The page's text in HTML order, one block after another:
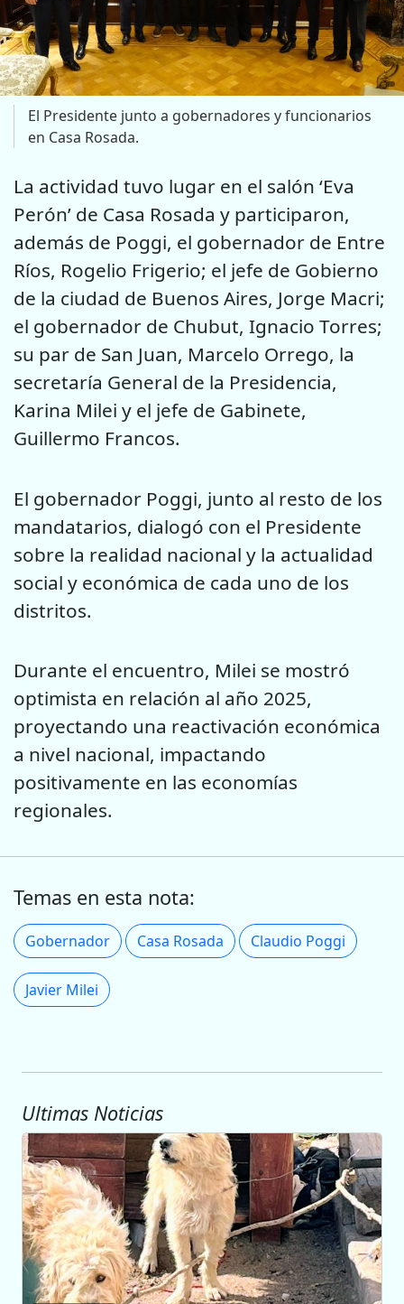
El Presidente junto a gobernadores y funcionarios
en Casa Rosada.
La actividad tuvo lugar en el salón ‘Eva
Perón’ de Casa Rosada y participaron,
además de Poggi, el gobernador de Entre
Ríos, Rogelio Frigerio; el jefe de Gobierno
de la ciudad de Buenos Aires, Jorge Macri;
el gobernador de Chubut, Ignacio Torres;
su par de San Juan, Marcelo Orrego, la
secretaría General de la Presidencia,
Karina Milei y el jefe de Gabinete,
Guillermo Francos.
El gobernador Poggi, junto al resto de los
mandatarios, dialogó con el Presidente
sobre la realidad nacional y la actualidad
social y económica de cada uno de los
distritos.
Durante el encuentro, Milei se mostró
optimista en relación al año 2025,
proyectando una reactivación económica
a nivel nacional, impactando
positivamente en las economías
regionales.
Temas en esta nota:
Gobernador Casa Rosada Claudio Poggi
Javier Milei
Ultimas Noticias